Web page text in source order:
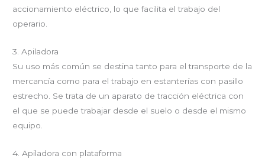
accionamiento eléctrico, lo que facilita el trabajo del
operario.
3. Apiladora
Su uso más común se destina tanto para el transporte de la
mercancía como para el trabajo en estanterías con pasillo
estrecho. Se trata de un aparato de tracción eléctrica con
el que se puede trabajar desde el suelo o desde el mismo
equipo.
4. Apiladora con plataforma